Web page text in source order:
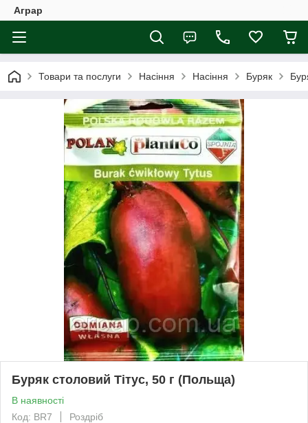
Аграр
Товари та послуги Насіння Насіння Буряк
Буряк столовий Тітус, 50 г (Польща)
В наявності
Код: BR7
Роздріб